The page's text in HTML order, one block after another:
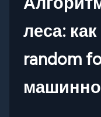
леса:
random